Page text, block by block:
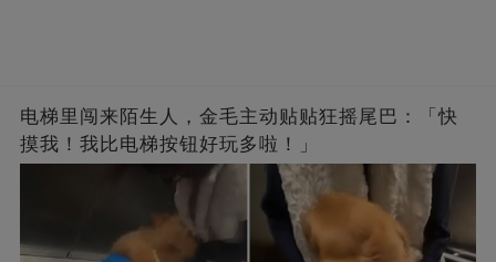
电梯里闯来陌生人，金毛主动贴贴狂摇尾巴：「快
摸我！我比电梯按钮好玩多啦！」